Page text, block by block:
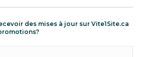
des mises à jour sur Vite1Site.ca